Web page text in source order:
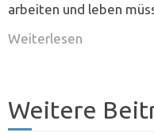
arbeiten und leben
Weiterlesen
Weitere